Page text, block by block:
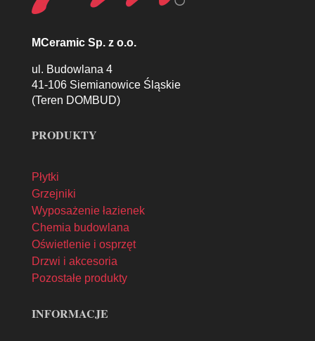
MCeramic Sp. z o.o.
ul. Budowlana 4
41-106 Siemianowice Śląskie
(Teren DOMBUD)
PRODUKTY
Płytki
Grzejniki
Wyposażenie łazienek
Chemia budowlana
Oświetlenie i osprzęt
Drzwi i akcesoria
Pozostałe produkty
INFORMACJE